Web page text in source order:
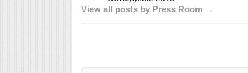
View all posts by Press Room →